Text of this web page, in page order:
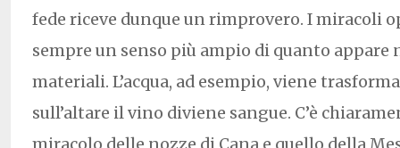
fede riceve dunque un rimprovero. I miracoli
sempre un senso più ampio di quanto appare
materiali. L’acqua, ad esempio, viene
sull’altare il vino diviene sangue. C’è
miracolo delle nozze di Cana e quello della